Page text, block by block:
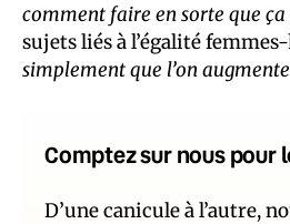
comment faire en sorte que
sujets liés à l’égalité
simplement que l’on
Comptez sur nous pour
D’une canicule à l’autre,